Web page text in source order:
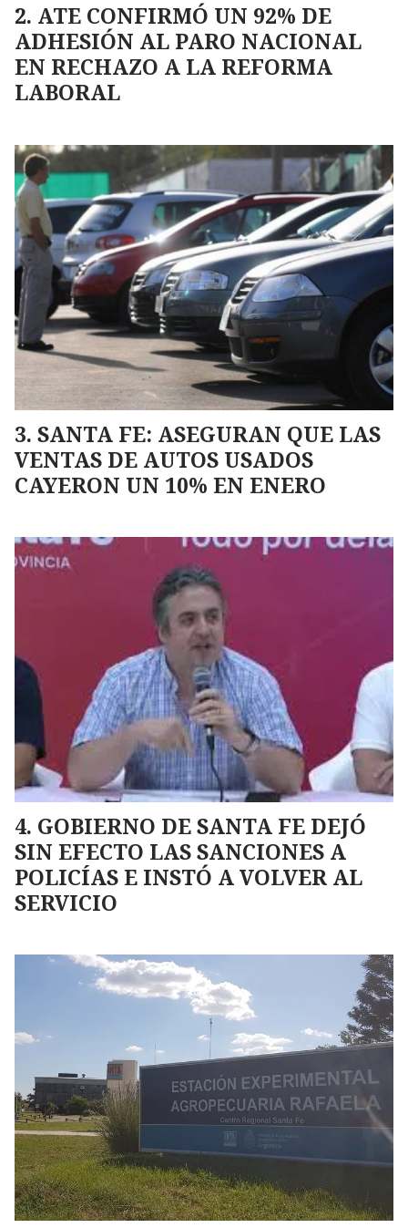
ATE CONFIRMÓ UN 92% DE
ADHESIÓN AL PARO NACIONAL
EN RECHAZO A LA REFORMA
LABORAL
SANTA FE: ASEGURAN QUE LAS
VENTAS DE AUTOS USADOS
CAYERON UN 10% EN ENERO
GOBIERNO DE SANTA FE DEJÓ
SIN EFECTO LAS SANCIONES A
POLICÍAS E INSTÓ A VOLVER AL
SERVICIO